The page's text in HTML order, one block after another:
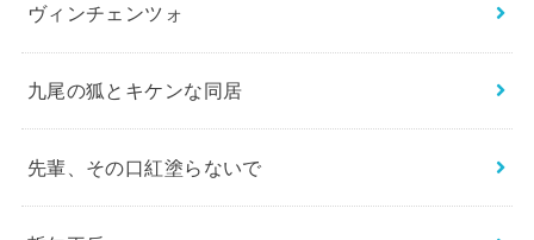
ヴィンチェンツォ
九尾の狐とキケンな同居
先輩、その口紅塗らないで